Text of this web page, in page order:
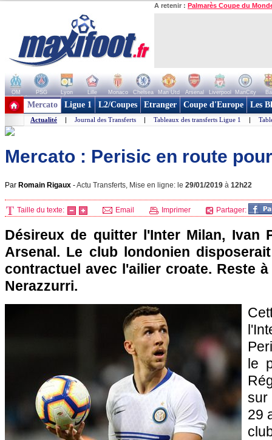
A retenir : Palmarès Coupe du
OM PSG Lyon Lille Monaco Chelsea Man Utd Arsenal Liverpool ManCity
+ de clubs
Mercato Ligue 1 L2/Coupes Etranger Coupe d'Europe Les
Actualité | Journal des Transferts | Tableaux des transferts Ligue 1 |
Mercato : Perisic en route
Par Romain Rigaux -Actu Transferts, Mise en ligne: le 29/01/2019 à 12h22
Taille du texte: Email Imprimer Partager:
Désireux de quitter l'Inter Milan, Ivan
Arsenal. Le club londonien
contractuel avec l'ailier croate. Reste
Nerazzurri.
le
29